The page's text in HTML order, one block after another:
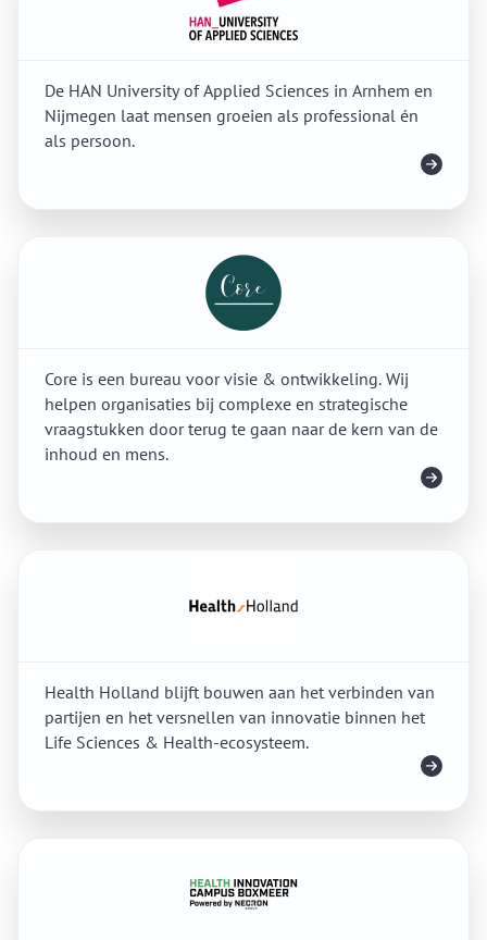
De HAN University of Applied Sciences in Arnhem en
Nijmegen laat mensen groeien als professional én
als persoon.
Core is een bureau voor visie & ontwikkeling. Wij
helpen organisaties bij complexe en strategische
vraagstukken door terug te gaan naar de kern van de
inhoud en mens.
Health Holland blijft bouwen aan het verbinden van
partijen en het versnellen van innovatie binnen het
Life Sciences & Health-ecosysteem.